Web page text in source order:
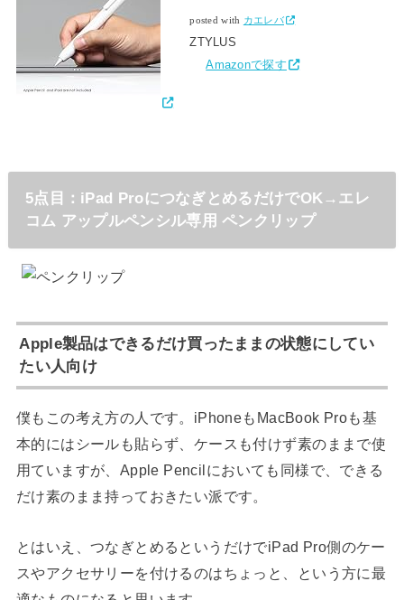
posted with カエレバ
ZTYLUS
Amazonで探す
5点目：iPad ProにつなぎとめるだけでOK→エレ
コム アップルペンシル専用 ペンクリップ
Apple製品はできるだけ買ったままの状態にしてい
たい人向け
僕もこの考え方の人です。iPhoneもMacBook Proも基
本的にはシールも貼らず、ケースも付けず素のままで使
用ていますが、Apple Pencilにおいても同様で、できる
だけ素のまま持っておきたい派です。
とはいえ、つなぎとめるというだけでiPad Pro側のケー
スやアクセサリーを付けるのはちょっと、という方に最